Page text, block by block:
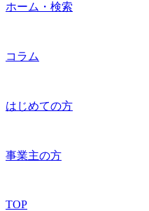
ホーム・検索
コラム
はじめての方
事業主の方
TOP